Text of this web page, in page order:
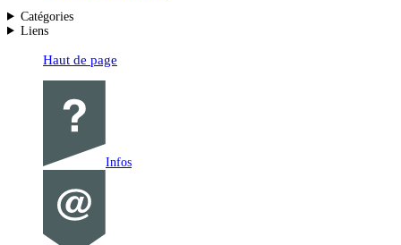
Catégories
Liens
Haut de page
Infos